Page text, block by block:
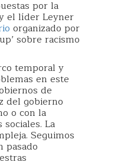
por la
el líder Leyner
organizado por
sobre racismo
temporal y
en este
de
del gobierno
o con la
La
Seguimos
pasado